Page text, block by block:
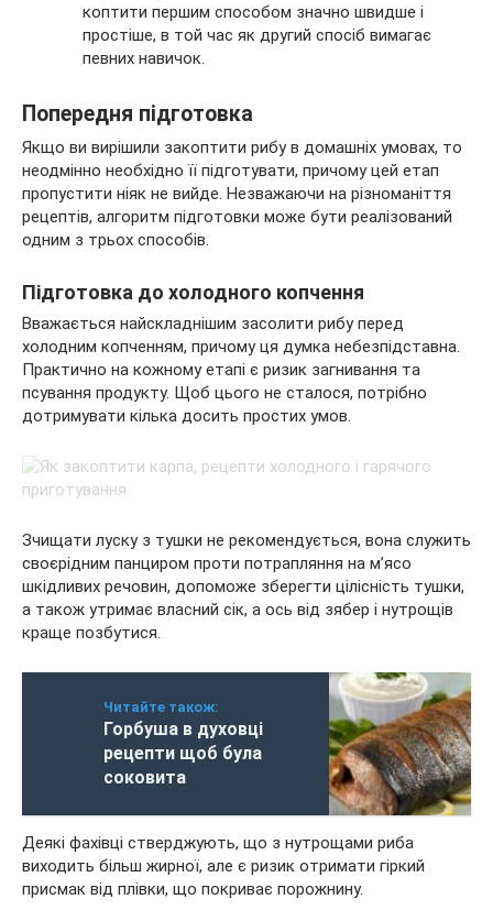
коптити першим способом значно швидше і
простіше, в той час як другий спосіб вимагає
певних навичок.
Попередня підготовка
Якщо ви вирішили закоптити рибу в домашніх умовах, то
неодмінно необхідно її підготувати, причому цей етап
пропустити ніяк не вийде. Незважаючи на різноманіття
рецептів, алгоритм підготовки може бути реалізований
одним з трьох способів.
Підготовка до холодного копчення
Вважається найскладнішим засолити рибу перед
холодним копченням, причому ця думка небезпідставна.
Практично на кожному етапі є ризик загнивання та
псування продукту. Щоб цього не сталося, потрібно
дотримувати кілька досить простих умов.
Зчищати луску з тушки не рекомендується, вона служить
своєрідним панциром проти потрапляння на м’ясо
шкідливих речовин, допоможе зберегти цілісність тушки,
а також утримає власний сік, а ось від зябер і нутрощів
краще позбутися.
Читайте також:
Горбуша в духовці
рецепти щоб була
соковита
Деякі фахівці стверджують, що з нутрощами риба
виходить більш жирної, але є ризик отримати гіркий
присмак від плівки, що покриває порожнину.